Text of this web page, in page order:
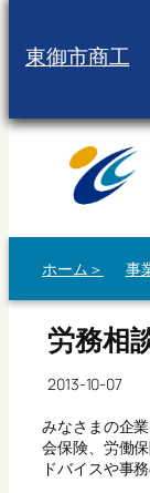
を
キ
ッ
東御市商工
ホーム＞ 事
労務相
2013-10-07
みなさまの企
会保険、労働
ドバイスや事